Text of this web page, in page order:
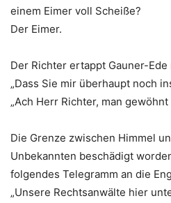
einem Eimer voll Scheiße?
Der Eimer.
Der Richter ertappt Gauner-
„Dass Sie mir überhaupt noch
„Ach Herr Richter, man
Die Grenze zwischen Himmel
Unbekannten beschädigt
folgendes Telegramm an die
„Unsere Rechtsanwälte hier